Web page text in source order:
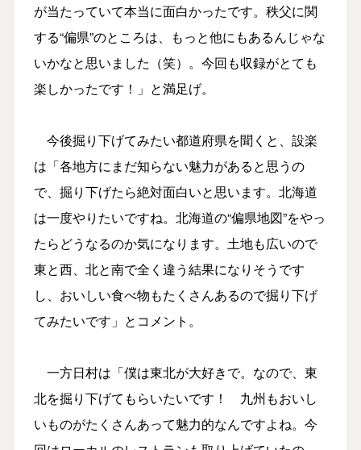
が当たっていて本当に面白かったです。秩父に関
する“偏県”のところは、もっと他にもあるんじゃな
いかなと思いました（笑）。今回も収録がとても
楽しかったです！」と満足げ。
今後掘り下げてみたい都道府県を聞くと、設楽
は「各地方にまだ知らない魅力があると思うの
で、掘り下げたら絶対面白いと思います。北海道
は一度やりたいですね。北海道の“偏県地図”をやっ
たらどうなるのか気になります。土地も広いので
東と西、北と南で全く違う結果になりそうです
し、おいしい食べ物もたくさんあるので掘り下げ
てみたいです」とコメント。
一方日村は「僕は東北が大好きで。なので、東
北を掘り下げてもらいたいです！ 九州もおいし
いものがたくさんあって魅力的なんですよね。今